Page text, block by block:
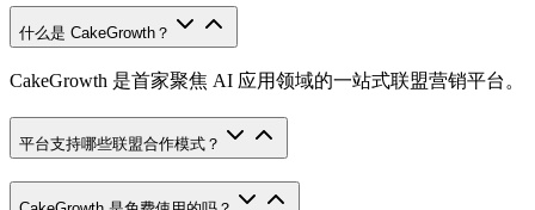
什么是 CakeGrowth？
CakeGrowth 是首家聚焦 AI 应用领域的一站式联盟营销平台。
平台支持哪些联盟合作模式？